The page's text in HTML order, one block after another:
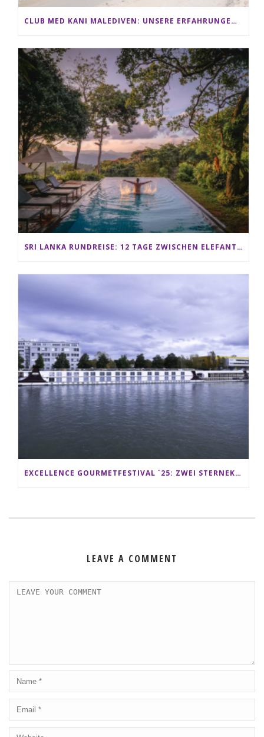
CLUB MED KANI MALEDIVEN: UNSERE ERFAHRUNGEN IM ALL-INCLUSIVE PARADIES
SRI LANKA RUNDREISE: 12 TAGE ZWISCHEN ELEFANTEN, TEEPLANTAGEN & STRAND ALS FAMILIE
EXCELLENCE GOURMETFESTIVAL ´25: ZWEI STERNEKÖCHE ANTONIO GUIDA & DARIO MORESCO VERWÖHNEN IHRE GÄSTE AUF EINER LUXERIÖSEN SCHIFFSREISE
LEAVE A COMMENT